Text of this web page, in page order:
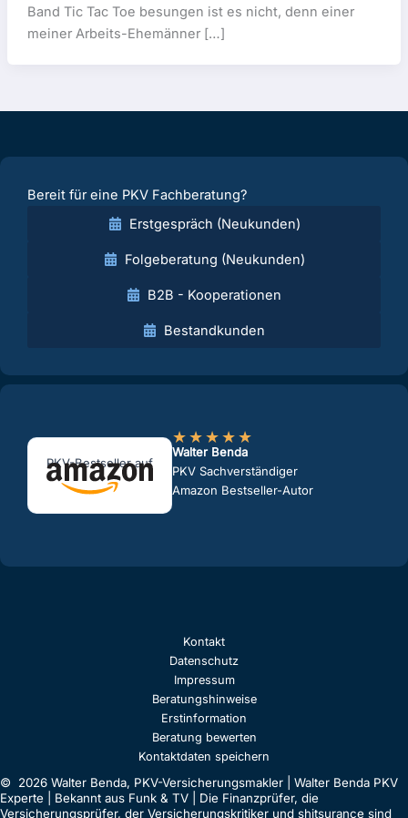
Band Tic Tac Toe besungen ist es nicht, denn einer
meiner Arbeits-Ehemänner […]
Bereit für eine PKV Fachberatung?
Erstgespräch (Neukunden)
Folgeberatung (Neukunden)
B2B - Kooperationen
Bestandkunden
PKV-Bestseller auf
★★★★★
Walter Benda
PKV Sachverständiger
Amazon Bestseller-Autor
Kontakt
Datenschutz
Impressum
Beratungshinweise
Erstinformation
Beratung bewerten
Kontaktdaten speichern
© 2026 Walter Benda, PKV-Versicherungsmakler | Walter Benda PKV
Experte | Bekannt aus Funk & TV | Die Finanzprüfer, die
Versicherungsprüfer, der Versicherungskritiker und shitsurance sind